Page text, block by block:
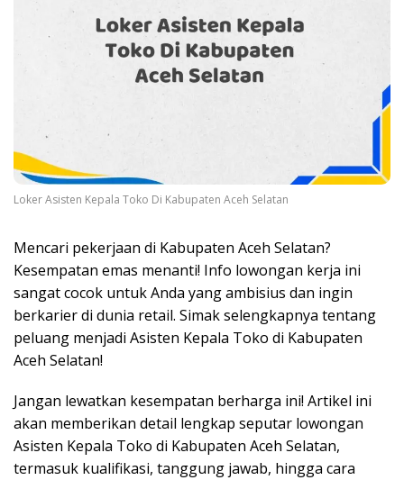
Loker Asisten Kepala Toko Di Kabupaten Aceh Selatan
Mencari pekerjaan di Kabupaten Aceh Selatan?
Kesempatan emas menanti! Info lowongan kerja ini
sangat cocok untuk Anda yang ambisius dan ingin
berkarier di dunia retail. Simak selengkapnya tentang
peluang menjadi Asisten Kepala Toko di Kabupaten
Aceh Selatan!
Jangan lewatkan kesempatan berharga ini! Artikel ini
akan memberikan detail lengkap seputar lowongan
Asisten Kepala Toko di Kabupaten Aceh Selatan,
termasuk kualifikasi, tanggung jawab, hingga cara